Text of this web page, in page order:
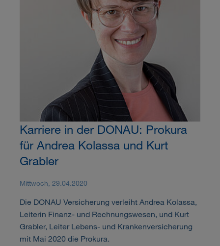
Karriere in der DONAU: Prokura
für Andrea Kolassa und Kurt
Grabler
Mittwoch, 29.04.2020
Die DONAU Versicherung verleiht Andrea Kolassa,
Leiterin Finanz- und Rechnungswesen, und Kurt
Grabler, Leiter Lebens- und Krankenversicherung
mit Mai 2020 die Prokura.